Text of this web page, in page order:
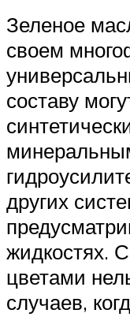
Зеленое
своем
составу
других
жидкостях.
цветами
случаев,